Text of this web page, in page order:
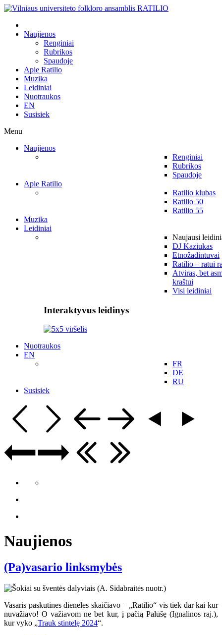
Naujienos
Renginiai
Rubrikos
Spaudoje
Apie Ratilio
Muzika
Leidiniai
Nuotraukos
EN
Susisiek
Menu
Naujienos
Renginiai
Rubrikos
Spaudoje
Apie Ratilio
Ratilio klubas
Ratilio 50
Ratilio 55
Muzika
Leidiniai
Naujausi
DJ Kaziukas
Etnožadintuvai
Ratilio – ratui
Atviras, bet
kraštui
Visi leidiniai
Interaktyvus leidinys
Nuotraukos
EN
FR
DE
RU
Susisiek
Naujienos
(Pa)vasario linksmybės
Vasaris paskutines dieneles skaičiavo – „Ratilio“ vis tiek dar kai kur
nuvažiavo! O važiavom ne bet kur, į pačią Palūšę (Ignalinos raj.),
kur vyko „Trauk stintelę 2024“.